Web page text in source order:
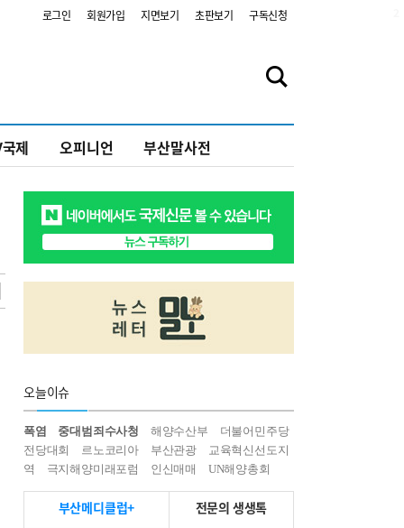
로그인 회원가입 지면보기 초판보기 구독신청
제 오피니언 부산말사전
오늘이슈
폭염 중대범죄수사청 해양수산부
더불어민주당
전당대회
르노코리아 부산관광
교육혁신선도지
역
극지해양미래포럼 인신매매 UN해양총회
부산메디클럽+ 전문의 생생톡